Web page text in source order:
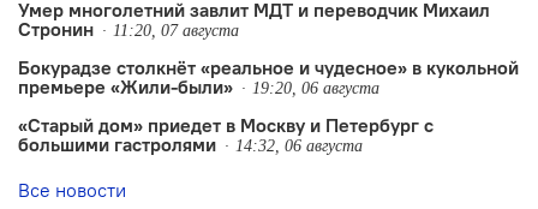
Умер многолетний завлит МДТ и переводчик Михаил
Стронин
11:20, 07 августа
Бокурадзе столкнëт «реальное и чудесное» в кукольной
премьере «Жили-были»
19:20, 06 августа
«Старый дом» приедет в Москву и Петербург с
большими гастролями
14:32, 06 августа
Все новости